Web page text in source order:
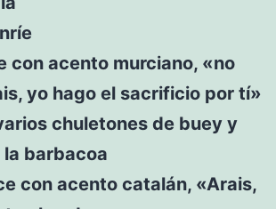
con acento murciano, «no
yo hago el sacrificio por tí»
chuletones de buey y
la barbacoa
con acento catalán, «Arais,